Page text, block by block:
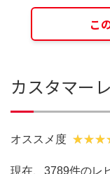
こ
カスタマー
オススメ度
現在、3789件のレ